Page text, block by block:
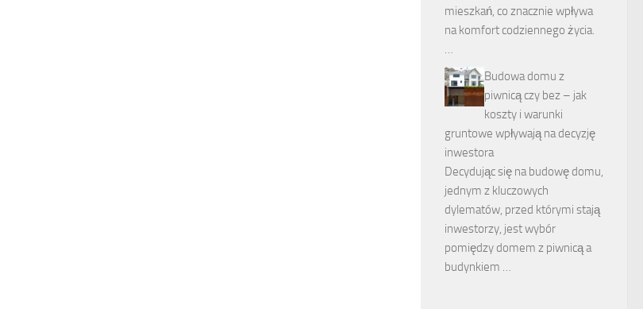
mieszkań, co znacznie wpływa
na komfort codziennego życia.
…
Budowa domu z
piwnicą czy bez – jak
koszty i warunki
gruntowe wpływają na decyzję
inwestora
Decydując się na budowę domu,
jednym z kluczowych
dylematów, przed którymi stają
inwestorzy, jest wybór
pomiędzy domem z piwnicą a
budynkiem …